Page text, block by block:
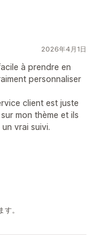
2026年4月1日
à prendre en
personnaliser
client est juste
mon thème et ils
vrai suivi.
。